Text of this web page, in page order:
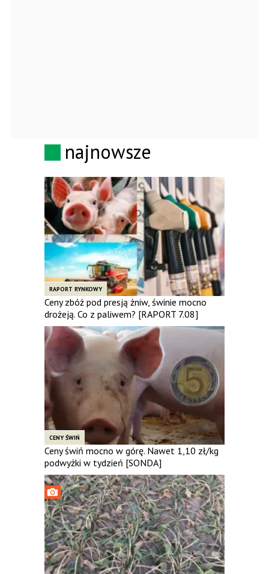
najnowsze
RAPORT RYNKOWY
Ceny zbóż pod presją żniw, świnie mocno
drożeją. Co z paliwem? [RAPORT 7.08]
CENY ŚWIŃ
Ceny świń mocno w górę. Nawet 1,10 zł/kg
podwyżki w tydzień [SONDA]